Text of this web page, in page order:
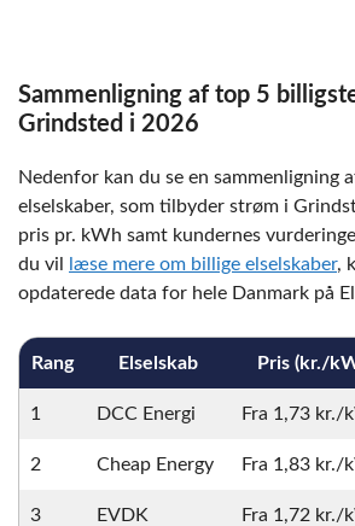
Sammenligning af top 5
Grindsted i 2026
Nedenfor kan du se en sammenligning
elselskaber, som tilbyder strøm i
pris pr. kWh samt kundernes
du vil
læse mere om billige elselskaber,
opdaterede data for hele Danmark på
Rang Elselskab Pris (kr./
1 DCC Energi Fra 1,73 kr./
2 Cheap Energy Fra 1,83 kr./
3 EVDK Fra 1,72 kr./